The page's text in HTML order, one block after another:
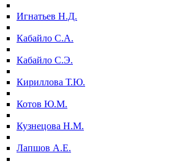
Игнатьев Н.Д.
Кабайло С.А.
Кабайло С.Э.
Кириллова Т.Ю.
Котов Ю.М.
Кузнецова Н.М.
Лапшов А.Е.